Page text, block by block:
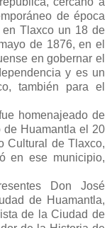
de época
Tlaxco un 18 de
de 1876, en el
en gobernar el
y es un
también para el
homenajeado de
de Huamantla el 20
Cultural de Tlaxco,
en ese municipio,
Don José
de Huamantla,
de la Ciudad de